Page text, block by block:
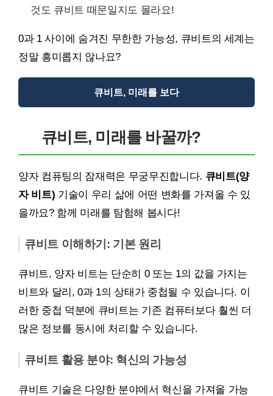
것도 큐비트 때문일지도 몰라요!
0과 1 사이에 숨겨진 무한한 가능성, 큐비트의 세계는
정말 흥미롭지 않나요?
큐비트, 미래를 보다
큐비트, 미래를 바꿀까?
양자 컴퓨팅의 잠재력은 무궁무진합니다. 큐비트(양
자 비트) 기술이 우리 삶에 어떤 변화를 가져올 수 있
을까요? 함께 미래를 탐험해 봅시다!
큐비트 이해하기: 기본 원리
큐비트, 양자 비트는 단순히 0 또는 1의 값을 가지는
비트와 달리, 0과 1의 상태가 중첩될 수 있습니다. 이
러한 중첩 덕분에 큐비트는 기존 컴퓨터보다 훨씬 더
많은 정보를 동시에 처리할 수 있습니다.
큐비트 활용 분야: 혁신의 가능성
큐비트 기술은 다양한 분야에서 혁신을 가져올 가능